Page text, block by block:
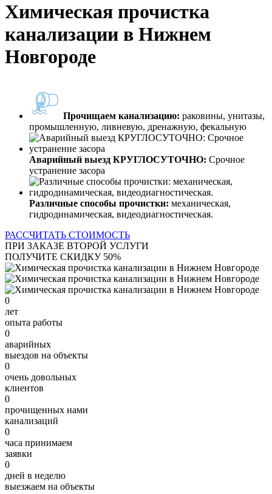
Химическая прочистка
канализации в Нижнем
Новгороде
Прочищаем канализацию: раковины, унитазы,
промышленную, ливневую, дренажную, фекальную
Аварийный выезд КРУГЛОСУТОЧНО: Срочное
устранение засора
Различные способы прочистки: механическая,
гидродинамическая, видеодиагностическая.
РАССЧИТАТЬ СТОИМОСТЬ
ПРИ ЗАКАЗЕ ВТОРОЙ УСЛУГИ
ПОЛУЧИТЕ СКИДКУ 50%
0
лет
опыта работы
0
аварийных
выездов на объекты
0
очень довольных
клиентов
0
прочищенных нами
канализаций
0
часа принимаем
заявки
0
дней в неделю
выезжаем на объекты